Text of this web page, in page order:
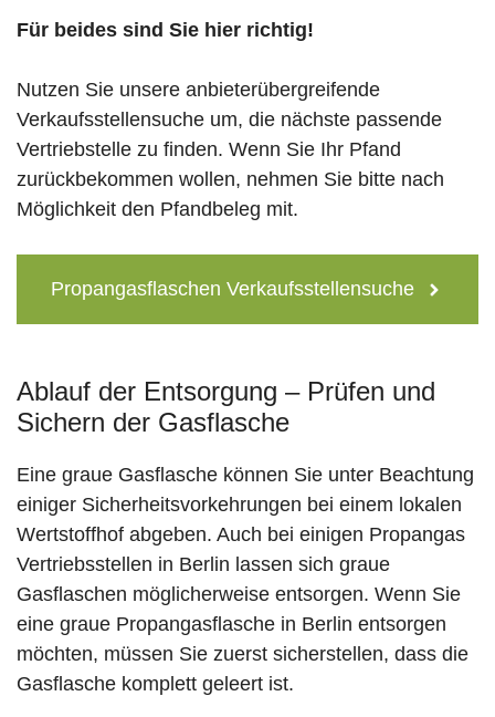
Für beides sind Sie hier richtig!
Nutzen Sie unsere anbieterübergreifende
Verkaufsstellensuche um, die nächste passende
Vertriebstelle zu finden. Wenn Sie Ihr Pfand
zurückbekommen wollen, nehmen Sie bitte nach
Möglichkeit den Pfandbeleg mit.
Propangasflaschen Verkaufsstellensuche
Ablauf der Entsorgung – Prüfen und
Sichern der Gasflasche
Eine graue Gasflasche können Sie unter Beachtung
einiger Sicherheitsvorkehrungen bei einem lokalen
Wertstoffhof abgeben. Auch bei einigen Propangas
Vertriebsstellen in Berlin lassen sich graue
Gasflaschen möglicherweise entsorgen. Wenn Sie
eine graue Propangasflasche in Berlin entsorgen
möchten, müssen Sie zuerst sicherstellen, dass die
Gasflasche komplett geleert ist.